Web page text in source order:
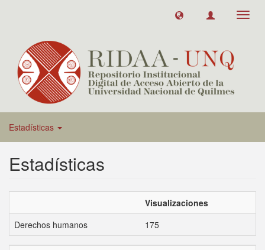
Estadísticas
Estadísticas
Visualizaciones
Derechos humanos
175